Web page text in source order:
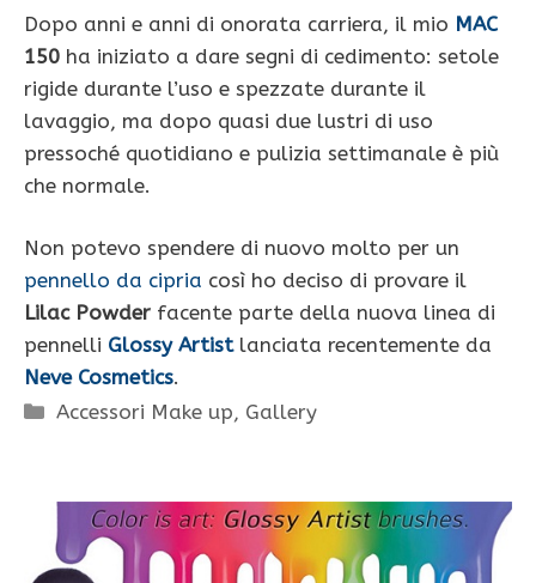
Dopo anni e anni di onorata carriera, il mio MAC
150 ha iniziato a dare segni di cedimento: setole
rigide durante l’uso e spezzate durante il
lavaggio, ma dopo quasi due lustri di uso
pressoché quotidiano e pulizia settimanale è più
che normale.
Non potevo spendere di nuovo molto per un
pennello da cipria così ho deciso di provare il
Lilac Powder facente parte della nuova linea di
pennelli Glossy Artistlanciata recentemente da
Neve Cosmetics.
Categorie
Accessori Make up, Gallery